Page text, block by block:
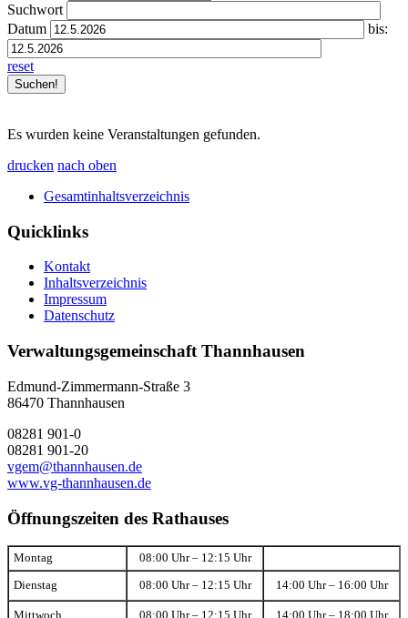
Suchwort
Datum
bis:
reset
Es wurden keine Veranstaltungen gefunden.
drucken nach oben
Gesamtinhaltsverzeichnis
Quicklinks
Kontakt
Inhaltsverzeichnis
Impressum
Datenschutz
Verwaltungsgemeinschaft Thannhausen
Edmund-Zimmermann-Straße 3
86470 Thannhausen
08281 901-0
08281 901-20
vgem@thannhausen.de
www.vg-thannhausen.de
Öffnungszeiten des Rathauses
Montag 08:00 Uhr – 12:15 Uhr
Dienstag 08:00 Uhr – 12:15 Uhr 14:00 Uhr – 16:00 Uhr